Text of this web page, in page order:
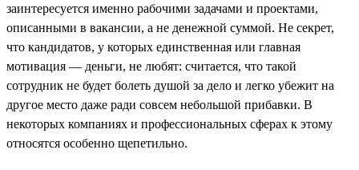
заинтересуется именно рабочими задачами и проектами,
описанными в вакансии, а не денежной суммой. Не секрет,
что кандидатов, у которых единственная или главная
мотивация — деньги, не любят: считается, что такой
сотрудник не будет болеть душой за дело и легко убежит на
другое место даже ради совсем небольшой прибавки. В
некоторых компаниях и профессиональных сферах к этому
относятся особенно щепетильно.